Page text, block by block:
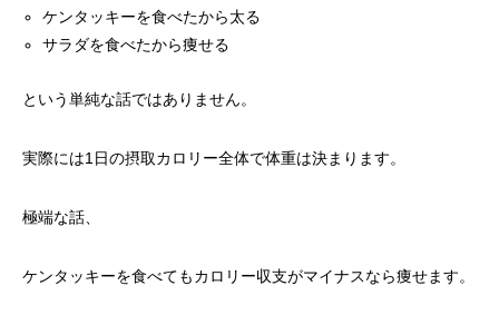
ケンタッキーを食べたから太る
サラダを食べたから痩せる
という単純な話ではありません。
実際には1日の摂取カロリー全体で体重は決まります。
極端な話、
ケンタッキーを食べてもカロリー収支がマイナスなら痩せます。